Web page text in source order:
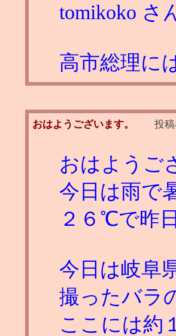
tomikoko さ
高市総理に
おはようございます。 投稿
おはようご
今日は雨で
２６℃で昨
今日は岐阜
撮ったバラ
ここには約